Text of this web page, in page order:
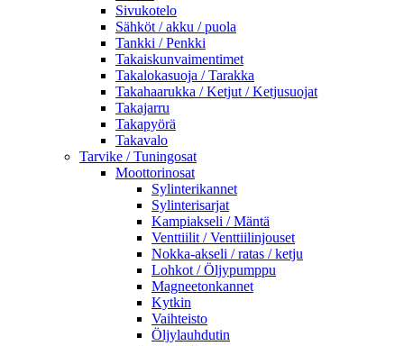
Sivukotelo
Sähköt / akku / puola
Tankki / Penkki
Takaiskunvaimentimet
Takalokasuoja / Tarakka
Takahaarukka / Ketjut / Ketjusuojat
Takajarru
Takapyörä
Takavalo
Tarvike / Tuningosat
Moottorinosat
Sylinterikannet
Sylinterisarjat
Kampiakseli / Mäntä
Venttiilit / Venttiilinjouset
Nokka-akseli / ratas / ketju
Lohkot / Öljypumppu
Magneetonkannet
Kytkin
Vaihteisto
Öljylauhdutin